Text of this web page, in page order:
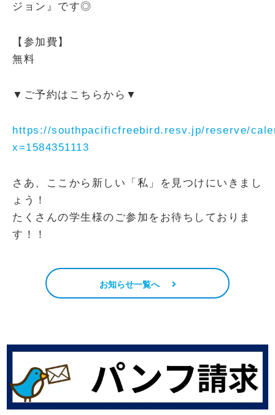
ジョン』です◎
【参加費】
無料
▼ご予約はこちらから▼
https://southpacificfreebird.resv.jp/reserve/
x=1584351113
さあ、ここから新しい「私」を見つけにいきまし
ょう！
たくさんの学生様のご参加をお待ちしておりま
す！！
お知らせ一覧へ